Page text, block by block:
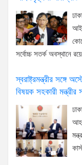
সর্বোচ্চ সতর্ক অবস্থানে
স্বরাষ্ট্রমন্ত্রীর সঙ্গে
বিষয়ক সহকারী মন্ত্রীর